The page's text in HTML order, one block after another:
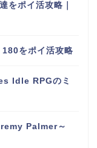
ポイ活攻略｜
をポイ活攻略
Idle RPGのミ
Palmer～